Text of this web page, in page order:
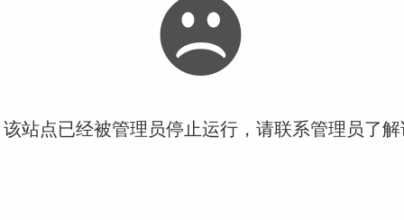
站点已经被管理员停止运行，请联系管理员了